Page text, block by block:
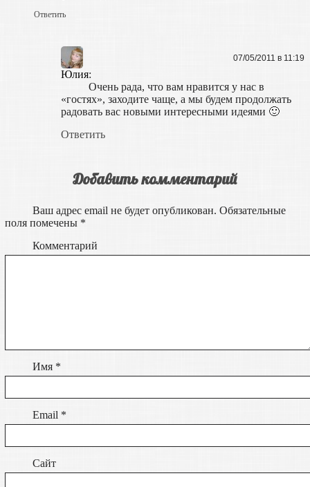
Ответить
Юлия:
07/05/2011 в 11:19
Очень рада, что вам нравится у нас в
«гостях», заходите чаще, а мы будем продолжать
радовать вас новыми интересными идеями 🙂
Ответить
Добавить комментарий
Ваш адрес email не будет опубликован. Обязательные
поля помечены *
Комментарий
Имя *
Email *
Сайт